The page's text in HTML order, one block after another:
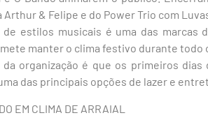
Arthur & Felipe e do Power Trio com
de estilos musicais é uma das marcas
manter o clima festivo durante todo
organização é que os primeiros
das principais opções de lazer e
EM CLIMA DE ARRAIAL